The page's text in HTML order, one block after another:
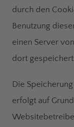
durch den
Benutzung
einen Server
dort
Die
erfolgt auf